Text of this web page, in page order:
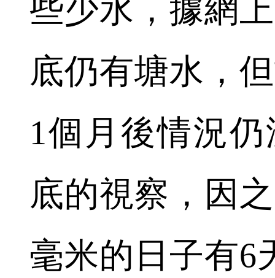
些少水，據網
底仍有塘水，
1個月後情況
底的視察，因
毫米的日子有6